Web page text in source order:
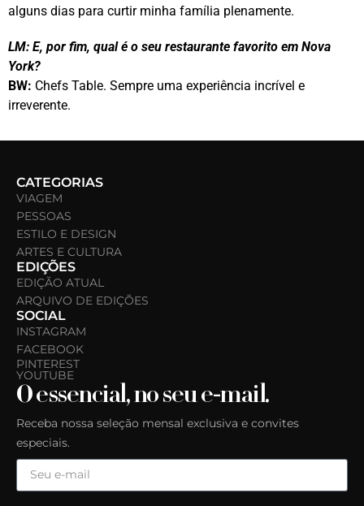
alguns dias para curtir minha família plenamente.
LM: E, por fim, qual é o seu restaurante favorito em Nova
York?
BW: Chefs Table. Sempre uma experiência incrível e
irreverente.
CATEGORIAS
VIAGEM
PESSOAS
ESTILO E DESIGN
ARTES E CULTURA
EDIÇÕES
EDIÇÃO ATUAL
ARQUIVO DE EDIÇÕES
SOCIAL
INSTAGRAM
FACEBOOK
PINTEREST
YOUTUBE
O essencial, no seu e-mail.
Receba nossa seleção mensal exclusiva e convites
especiais.